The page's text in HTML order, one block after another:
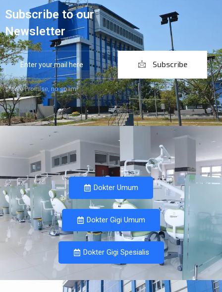
Subscribe to our
Newsletter
Subscribe
***We Promise, no spam!
Dokter Umum
Dokter Gigi Umum
Dokter Gigi Spesialis